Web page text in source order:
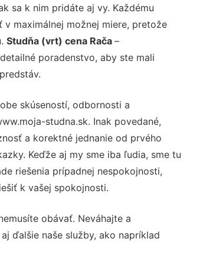
sa k nim pridáte aj vy. Každému
maximálnej možnej miere, pretože
Studňa (vrt) cena Rača –
poradenstvo, aby ste mali
skúseností, odbornosti a
studna.sk. Inak povedané,
a korektné jednanie od prvého
Keďže aj my sme iba ľudia, sme tu
riešenia prípadnej nespokojnosti,
k vašej spokojnosti.
obávať. Neváhajte a
ďalšie naše služby, ako napríklad